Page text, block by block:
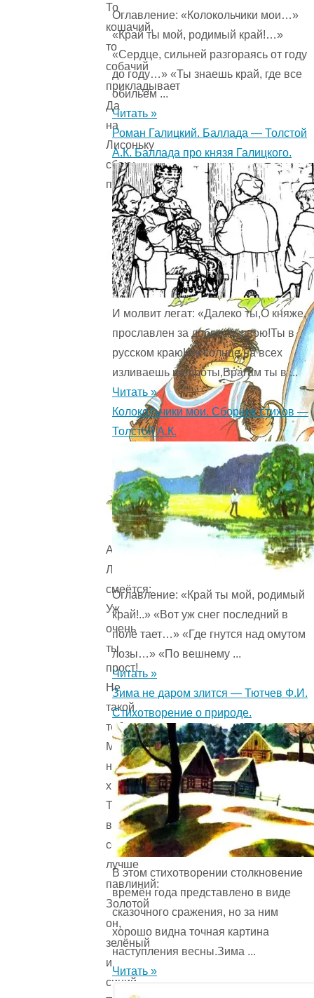
То
кошачий,
то
собачий
прикладывает
Да
на
Лисоньку
сбоку
поглядывает.
А
Лисица
смеётся:
Уж
очень
ты
прост!
Не
такой
тебе,
Мишенька,
надобен
хвост!
Ты
возьми
себе
лучше
павлиний:
Золотой
он,
зелёный
и
синий.
Оглавление: «Колокольчики мои…»
«Край ты мой, родимый край!…»
«Сердце, сильней разгораясь от году
до году…» «Ты знаешь край, где все
обильем ...
Читать »
Роман Галицкий. Баллада — Толстой
А.К. Баллада про князя Галицкого.
И молвит легат: «Далеко ты,О княже,
прославлен за доблесть свою!Ты в
русском краюКак солнце на всех
изливаешь щедроты,Врагам ты в ...
Читать »
Колокольчики мои. Сборник стихов —
Толстой А.К.
Оглавление: «Край ты мой, родимый
край!..» «Вот уж снег последний в
поле тает…» «Где гнутся над омутом
лозы…» «По вешнему ...
Читать »
Зима не даром злится — Тютчев Ф.И.
Стихотворение о природе.
В этом стихотворении столкновение
времён года представ­лено в виде
сказочного сражения, но за ним
хорошо видна точная картина
наступления весны.Зима ...
Читать »